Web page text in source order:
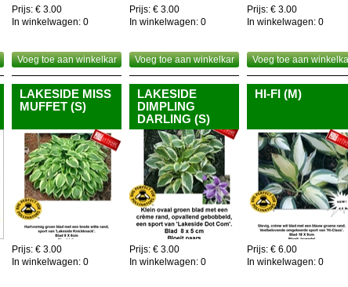
Prijs: € 3.00
In winkelwagen: 0
Voeg toe aan winkelkar
Prijs: € 3.00
In winkelwagen: 0
Voeg toe aan winkelkar
Prijs: € 3.00
In winkelwagen: 0
Voeg toe aan
LAKESIDE MISS
MUFFET (S)
Prijs: € 3.00
In winkelwagen: 0
LAKESIDE
DIMPLING
DARLING (S)
Prijs: € 3.00
In winkelwagen: 0
HI-FI (M)
Prijs: € 6.00
In winkelwagen: 0